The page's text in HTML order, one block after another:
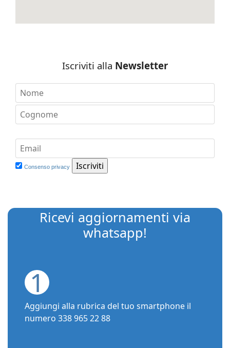
Iscriviti alla Newsletter
Consenso privacy
Ricevi aggiornamenti via
whatsapp!
1
Aggiungi alla rubrica del tuo smartphone il
numero 338 965 22 88